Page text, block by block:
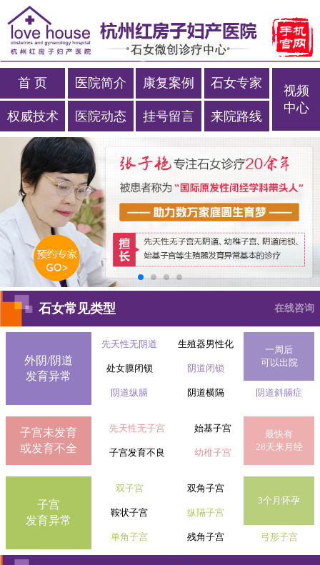
首 页 医院简介 康复案例 石女专家
权威技术 医院动态 挂号留言 来院路线
视频
中心
石女常见类型 在线咨询
外阴/阴道
发育异常
先天性无阴道 生殖器男性化
一周后
可以出院
处女膜闭锁 阴道闭锁
阴道纵膈 阴道横隔 阴道斜膈症
子宫未发育
或发育不全
先天性无子宫 始基子宫
最快有
28天来月经
子宫发育不良 幼稚子宫
子宫
发育异常
双子宫
双角子宫
3个月怀孕
鞍状子宫
纵隔子宫
单角子宫 残角子宫 弓形子宫